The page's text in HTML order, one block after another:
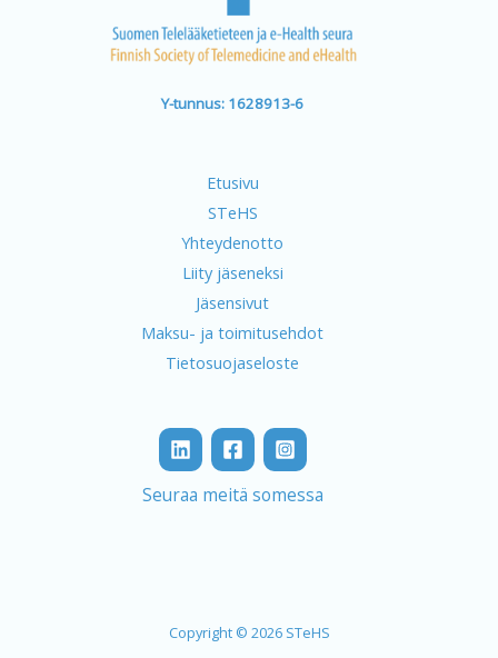
Y-tunnus: 1628913-6
Etusivu
STeHS
Yhteydenotto
Liity jäseneksi
Jäsensivut
Maksu- ja toimitusehdot
Tietosuojaseloste
Seuraa meitä somessa
Copyright © 2026 STeHS